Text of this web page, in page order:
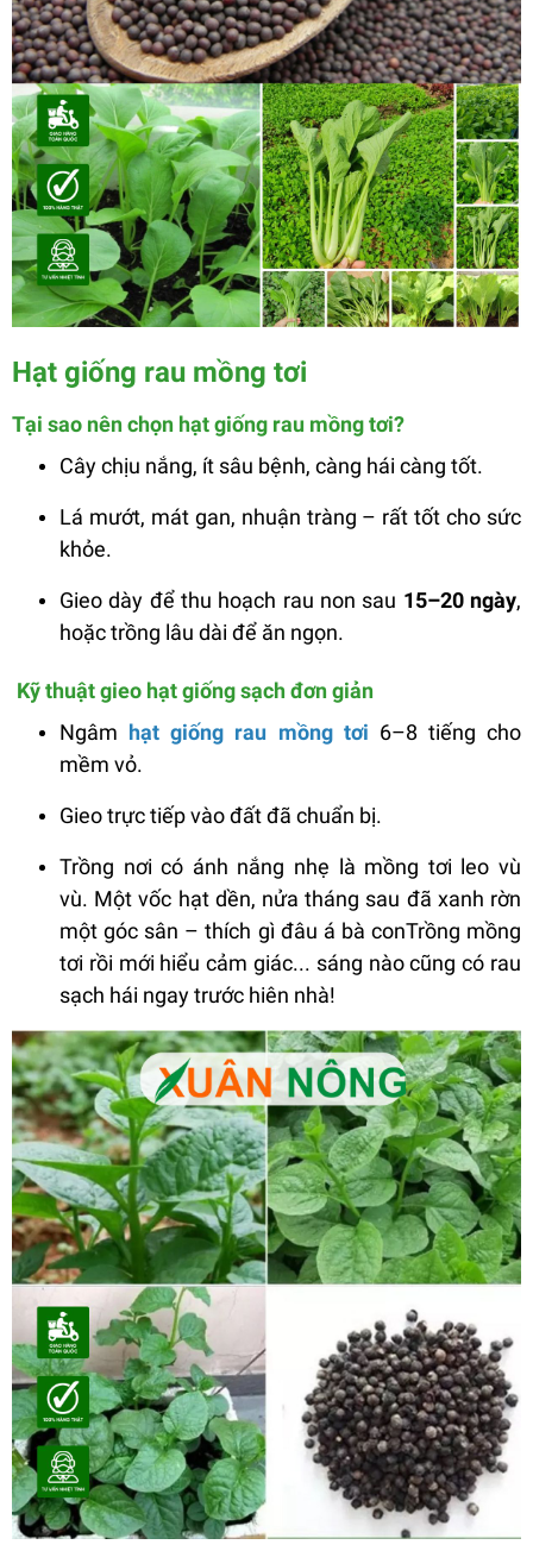
Hạt giống rau mồng tơi
Tại sao nên chọn hạt giống rau mồng tơi?
Cây chịu nắng, ít sâu bệnh, càng hái càng tốt.
Lá mướt, mát gan, nhuận tràng – rất tốt cho sức
khỏe.
Gieo dày để thu hoạch rau non sau 15–20 ngày,
hoặc trồng lâu dài để ăn ngọn.
Kỹ thuật gieo hạt giống sạch đơn giản
Ngâm hạt giống rau mồng tơi 6–8 tiếng cho
mềm vỏ.
Gieo trực tiếp vào đất đã chuẩn bị.
Trồng nơi có ánh nắng nhẹ là mồng tơi leo vù
vù. Một vốc hạt dền, nửa tháng sau đã xanh rờn
một góc sân – thích gì đâu á bà conTrồng mồng
tơi rồi mới hiểu cảm giác... sáng nào cũng có rau
sạch hái ngay trước hiên nhà!